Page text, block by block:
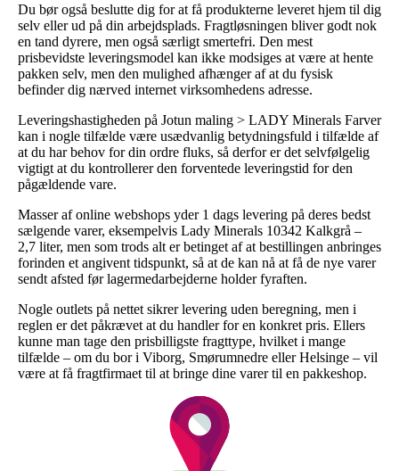
Du bør også beslutte dig for at få produkterne leveret hjem til dig
selv eller ud på din arbejdsplads. Fragtløsningen bliver godt nok
en tand dyrere, men også særligt smertefri. Den mest
prisbevidste leveringsmodel kan ikke modsiges at være at hente
pakken selv, men den mulighed afhænger af at du fysisk
befinder dig nærved internet virksomhedens adresse.
Leveringshastigheden på Jotun maling > LADY Minerals Farver
kan i nogle tilfælde være usædvanlig betydningsfuld i tilfælde af
at du har behov for din ordre fluks, så derfor er det selvfølgelig
vigtigt at du kontrollerer den forventede leveringstid for den
pågældende vare.
Masser af online webshops yder 1 dags levering på deres bedst
sælgende varer, eksempelvis Lady Minerals 10342 Kalkgrå –
2,7 liter, men som trods alt er betinget af at bestillingen anbringes
forinden et angivent tidspunkt, så at de kan nå at få de nye varer
sendt afsted før lagermedarbejderne holder fyraften.
Nogle outlets på nettet sikrer levering uden beregning, men i
reglen er det påkrævet at du handler for en konkret pris. Ellers
kunne man tage den prisbilligste fragttype, hvilket i mange
tilfælde – om du bor i Viborg, Smørumnedre eller Helsinge – vil
være at få fragtfirmaet til at bringe dine varer til en pakkeshop.